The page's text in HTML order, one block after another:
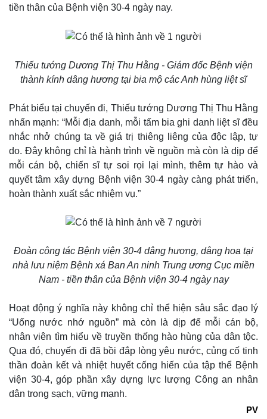
tiền thân của Bệnh viện 30-4 ngày nay.
Thiếu tướng Dương Thị Thu Hằng - Giám đốc Bệnh viện
thành kính dâng hương tại bia mộ các Anh hùng liệt sĩ
Phát biểu tại chuyến đi, Thiếu tướng Dương Thị Thu Hằng
nhấn mạnh: “Mỗi địa danh, mỗi tấm bia ghi danh liệt sĩ đều
nhắc nhở chúng ta về giá trị thiêng liêng của độc lập, tự
do. Đây không chỉ là hành trình về nguồn mà còn là dịp để
mỗi cán bộ, chiến sĩ tự soi rọi lại mình, thêm tự hào và
quyết tâm xây dựng Bệnh viện 30-4 ngày càng phát triển,
hoàn thành xuất sắc nhiệm vụ.”
Đoàn công tác Bệnh viện 30-4 dâng hương, dâng hoa tại
nhà lưu niệm Bệnh xá Ban An ninh Trung ương Cục miền
Nam - tiền thân của Bệnh viện 30-4 ngày nay
Hoạt động ý nghĩa này không chỉ thể hiện sâu sắc đạo lý
“Uống nước nhớ nguồn” mà còn là dịp để mỗi cán bộ,
nhân viên tìm hiểu về truyền thống hào hùng của dân tộc.
Qua đó, chuyến đi đã bồi đắp lòng yêu nước, củng cố tinh
thần đoàn kết và nhiệt huyết cống hiến của tập thể Bệnh
viện 30-4, góp phần xây dựng lực lượng Công an nhân
dân trong sạch, vững mạnh.
PV